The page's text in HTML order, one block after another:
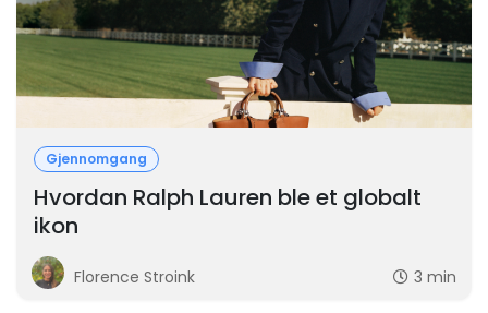
Gjennomgang
Hvordan Ralph Lauren ble et globalt
ikon
Florence Stroink 3 min